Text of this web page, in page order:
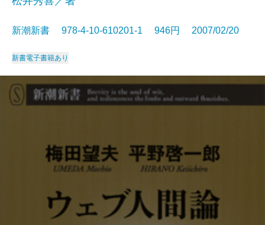
新潮新書 978-4-10-610201-1 946円 2007/02/20
新書電子書籍あり